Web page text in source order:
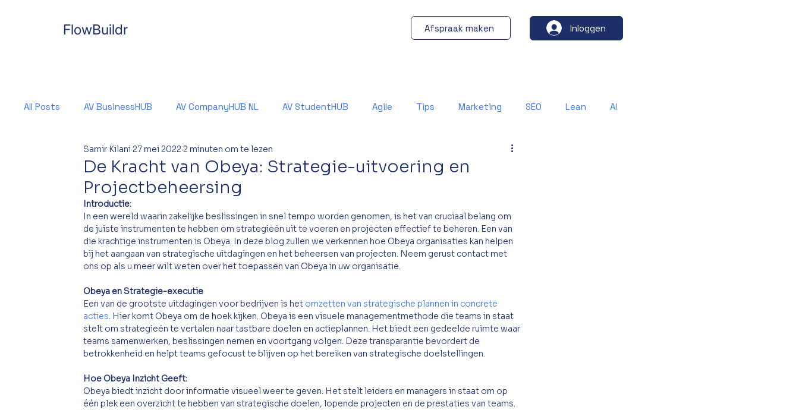
FlowBuildr Afspraak maken Inloggen
All Posts AV BusinessHUB AV CompanyHUB NL AV StudentHUB Agile Tips Marketing SEO Lean AI
De Kracht van Obeya: Strategie-uitvoering en
Projectbeheersing
Samir Kilani 27 mei 2022 2 minuten om te lezen
Introductie:
In een wereld waarin zakelijke beslissingen in snel tempo worden genomen, is het van cruciaal belang om
de juiste instrumenten te hebben om strategieën uit te voeren en projecten effectief te beheren. Een van
die krachtige instrumenten is Obeya. In deze blog zullen we verkennen hoe Obeya organisaties kan helpen
bij het aangaan van strategische uitdagingen en het beheersen van projecten. Neem gerust contact met
ons op als u meer wilt weten over het toepassen van Obeya in uw organisatie.
Obeya en Strategie-executie
Een van de grootste uitdagingen voor bedrijven is het omzetten van strategische plannen in concrete
acties. Hier komt Obeya om de hoek kijken. Obeya is een visuele managementmethode die teams in staat
stelt om strategieën te vertalen naar tastbare doelen en actieplannen. Het biedt een gedeelde ruimte waar
teams samenwerken, beslissingen nemen en voortgang volgen. Deze transparantie bevordert de
betrokkenheid en helpt teams gefocust te blijven op het bereiken van strategische doelstellingen.
Hoe Obeya Inzicht Geeft:
Obeya biedt inzicht door informatie visueel weer te geven. Het stelt leiders en managers in staat om op
één plek een overzicht te hebben van strategische doelen, lopende projecten en de prestaties van teams.